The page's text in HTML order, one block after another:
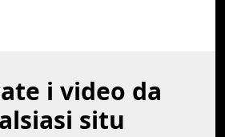
i video da
situ